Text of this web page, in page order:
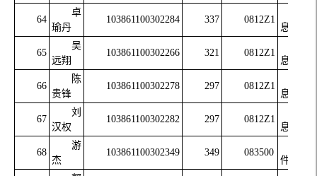
64
卓
瑜丹
103861100302284 337 0812Z1
息安全
65
吴
远翔
103861100302266 321 0812Z1
息安全
66
陈
贵锋
103861100302278 297 0812Z1
息安全
67
刘
汉权
103861100302282 297 0812Z1
息安全
68
游
杰
103861100302349 349 083500
件工程